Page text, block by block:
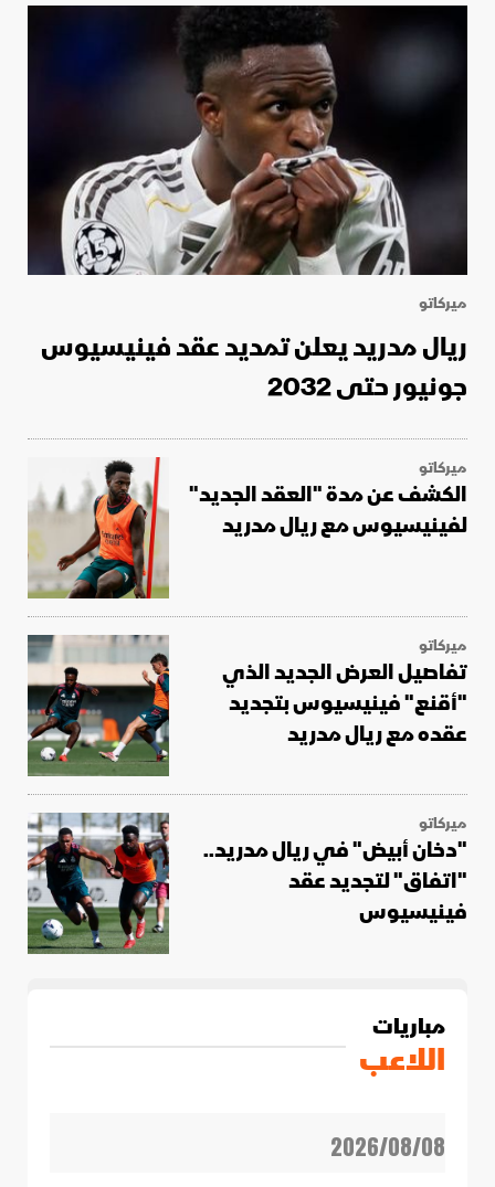
ميركاتو
ريال مدريد يعلن تمديد عقد فينيسيوس
جونيور حتى 2032
ميركاتو
الكشف عن مدة "العقد الجديد"
لفينيسيوس مع ريال مدريد
ميركاتو
تفاصيل العرض الجديد الذي
"أقنع" فينيسيوس بتجديد
عقده مع ريال مدريد
ميركاتو
"دخان أبيض" في ريال مدريد..
"اتفاق" لتجديد عقد
فينيسيوس
مباريات
اللاعب
2026/08/08